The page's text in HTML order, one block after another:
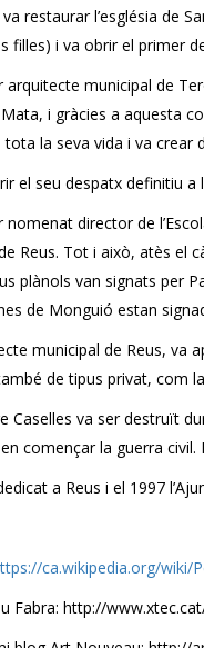
va restaurar l’església de
filles) i va obrir el primer
arquitecte municipal de
i gràcies a aquesta
la seva vida i va
el seu despatx definitiu
nomenat director de
Reus. Tot i això, atès el
plànols van signats per
de Monguió estan
municipal de Reus, va
de tipus privat, com
Caselles va ser destruït
començar la guerra
a Reus i el 1997
ca.wikipedia.org/wiki/
Fabra: http://